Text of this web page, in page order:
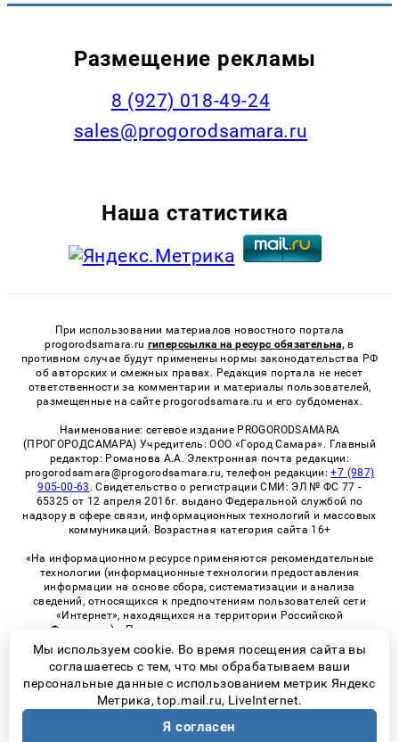
Размещение рекламы
8 (927) 018-49-24
sales@progorodsamara.ru
Наша статистика
При использовании материалов новостного портала
progorodsamara.ru гиперссылка на ресурс обязательна, в
противном случае будут применены нормы законодательства РФ
об авторских и смежных правах. Редакция портала не несет
ответственности за комментарии и материалы пользователей,
размещенные на сайте progorodsamara.ru и его субдоменах.
Наименование: сетевое издание PROGORODSAMARA
(ПРОГОРОДСАМАРА) Учредитель: ООО «Город Самара». Главный
редактор: Романова А.А. Электронная почта редакции:
progorodsamara@progorodsamara.ru, телефон редакции:+7 (987)
905-00-63 . Свидетельство о регистрации СМИ: ЭЛ № ФС 77 -
65325 от 12 апреля 2016г. выдано Федеральной службой по
надзору в сфере связи, информационных технологий и массовых
коммуникаций. Возрастная категория сайта 16+
«На информационном ресурсе применяются рекомендательные
технологии (информационные технологии предоставления
информации на основе сбора, систематизации и анализа
сведений, относящихся к предпочтениям пользователей сети
«Интернет», находящихся на территории Российской
Федерации)». Правила применения рекомендательных
технологий в виджетах рекламно-обменной сети
«СМИ2» (PDF)
© 2026 «ProGorodSamara» | Все права защищены
Возрастная категория сайта 16+
Мы используем cookie. Во время посещения сайта вы
соглашаетесь с тем, что мы обрабатываем ваши
персональные данные с использованием метрик Яндекс
Метрика, top.mail.ru, LiveInternet.
Я согласен